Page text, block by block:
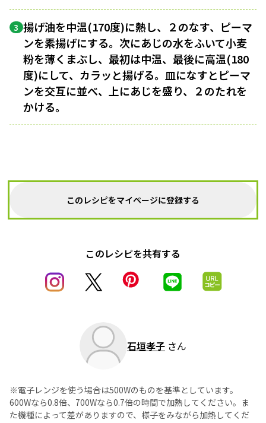
3 揚げ油を中温(170度)に熱し、２のなす、ピーマ
ンを素揚げにする。次にあじの水をふいて小麦
粉を薄くまぶし、最初は中温、最後に高温(180
度)にして、カラッと揚げる。皿になすとピーマ
ンを交互に並べ、上にあじを盛り、２のたれを
かける。
このレシピをマイページに登録する
このレシピを共有する
石垣孝子 さん
※電子レンジを使う場合は500Wのものを基準としています。
600Wなら0.8倍、700Wなら0.7倍の時間で加熱してください。ま
た機種によって差がありますので、様子をみながら加熱してくだ